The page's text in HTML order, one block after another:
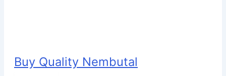
Buy Quality Nembutal